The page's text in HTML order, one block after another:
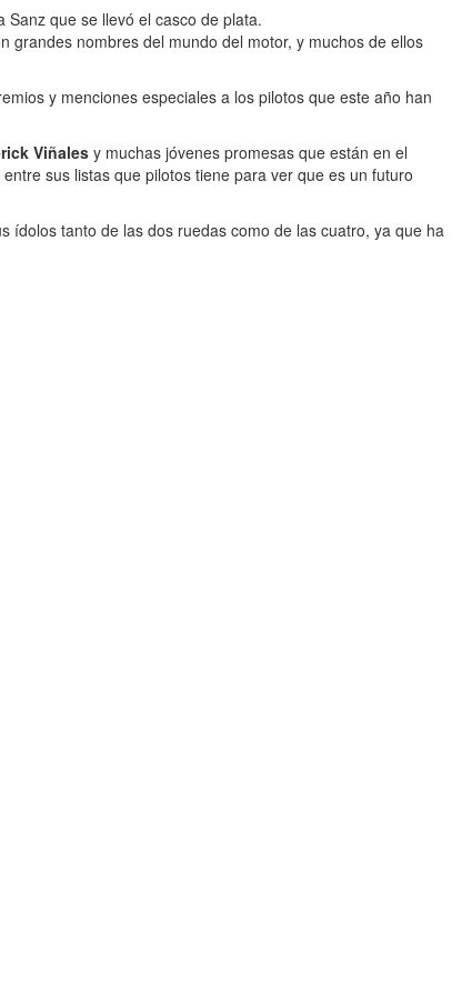
que se llevó el casco de plata.
grandes nombres del mundo del motor, y muchos de ellos
y menciones especiales a los pilotos que este año han
Viñales y muchas jóvenes promesas que están en el
sus listas que pilotos tiene para ver que es un futuro
ídolos tanto de las dos ruedas como de las cuatro, ya que ha